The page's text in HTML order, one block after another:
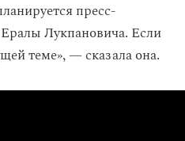
пресс-
Лукпановича. Если
теме», — сказала она.